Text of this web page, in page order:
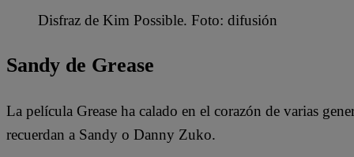
Disfraz de Kim Possible. Foto: difusión
Sandy de Grease
La película Grease ha calado en el corazón de varias
recuerdan a Sandy o Danny Zuko.